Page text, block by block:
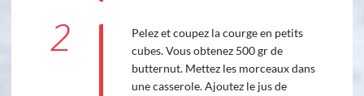
2
Pelez et coupez la courge en petits
cubes. Vous obtenez 500 gr de
butternut. Mettez les morceaux dans
une casserole. Ajoutez le jus de